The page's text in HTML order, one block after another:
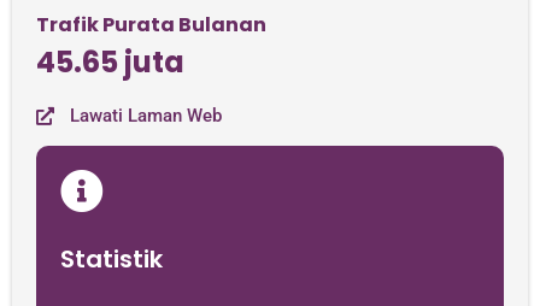
Trafik Purata Bulanan
45.65 juta
Lawati Laman Web
Statistik